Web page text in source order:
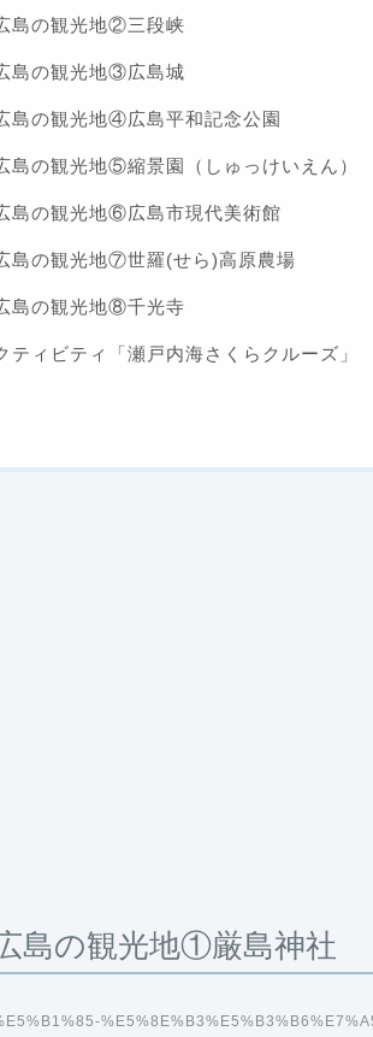
島の観光地②三段峡
島の観光地③広島城
島の観光地④広島平和記念公園
島の観光地⑤縮景園（しゅっけいえん）
島の観光地⑥広島市現代美術館
島の観光地⑦世羅(せら)高原農場
島の観光地⑧千光寺
ィビティ「瀬戸内海さくらクルーズ」
島の観光地①厳島神社